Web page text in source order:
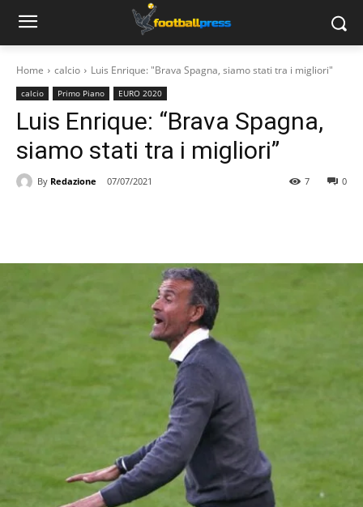
Home calcio Luis Enrique: "Brava Spagna, siamo stati tra i migliori"
calcio Primo Piano EURO 2020
Luis Enrique: “Brava Spagna,
siamo stati tra i migliori”
By Redazione 07/07/2021 0
7